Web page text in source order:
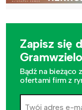
Zapisz się
Bądź na bieżąco
ofertami firm z